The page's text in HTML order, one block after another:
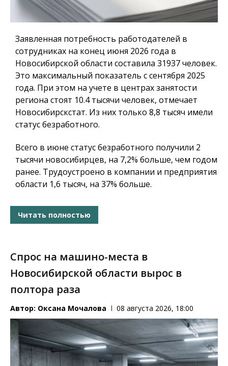
Заявленная потребность работодателей в
сотрудниках на конец июня 2026 года в
Новосибирской области составила 31937 человек.
Это максимальный показатель с сентября 2025
года. При этом на учете в центрах занятости
региона стоят 10.4 тысячи человек, отмечает
Новосибирскстат. Из них только 8,8 тысяч имели
статус безработного.
Всего в июне статус безработного получили 2
тысячи новосибирцев, на 7,2% больше, чем годом
ранее. Трудоустроено в компании и предприятия
области 1,6 тысяч, на 37% больше.
Читать полностью
Спрос на машино-места в
Новосибирской области вырос в
полтора раза
Автор: Оксана Мочалова 08 августа 2026, 18:00